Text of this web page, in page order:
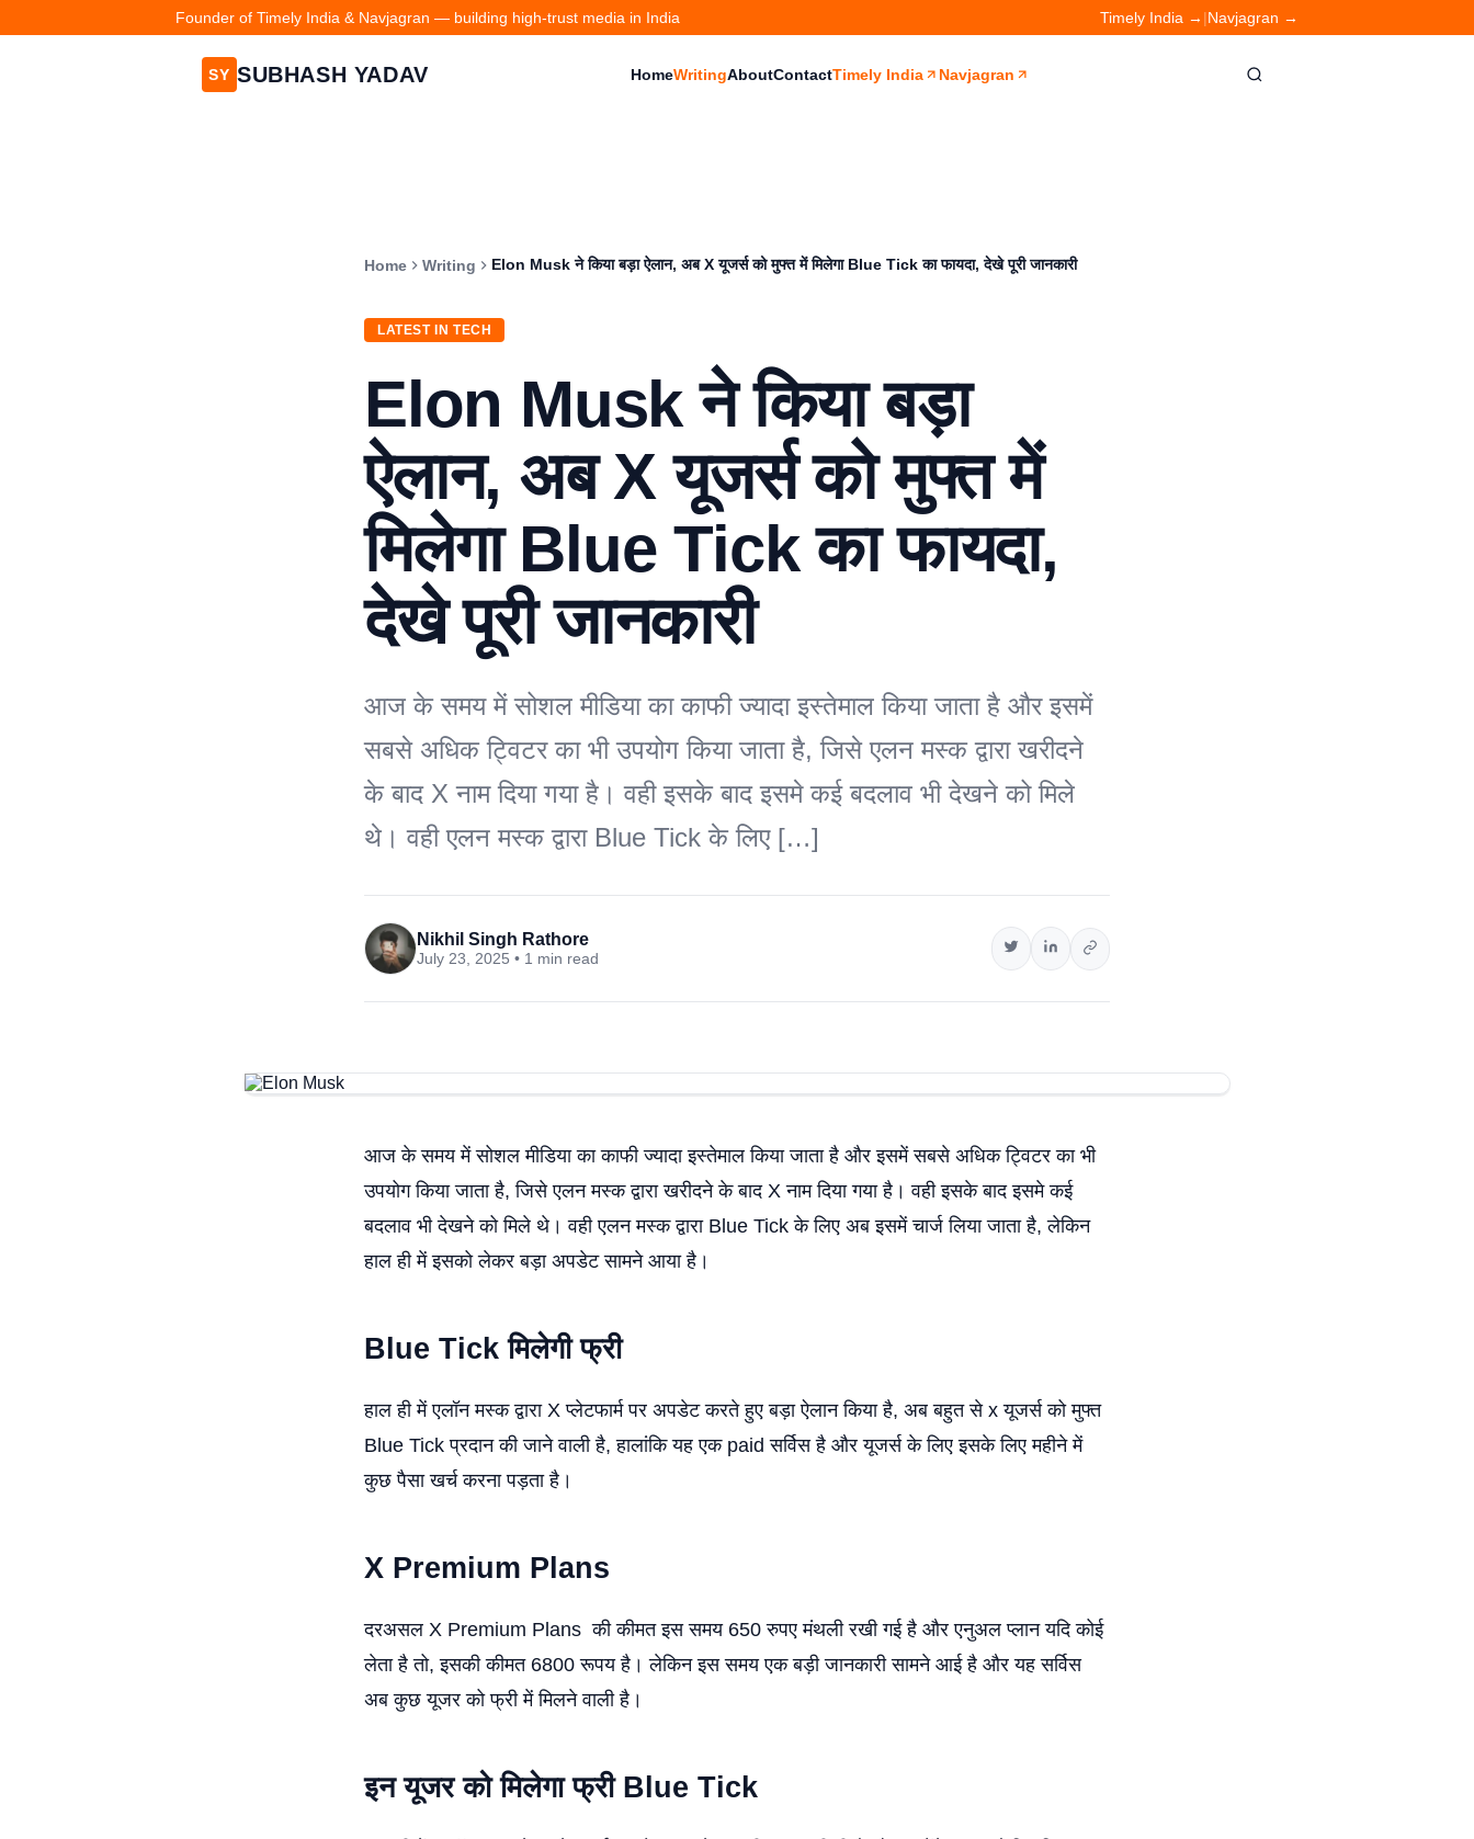
Founder of Timely India & Navjagran — building high-trust media in India Timely India → |Navjagran →
SY SUBHASH YADAV HomeWritingAboutContactTimely India Navjagran
Home Writing Elon Musk ने किया बड़ा ऐलान, अब X यूजर्स को मुफ्त में मिलेगा Blue Tick का फायदा, देखे पूरी जानकारी
LATEST IN TECH
Elon Musk ने किया बड़ा
ऐलान, अब X यूजर्स को मुफ्त में
मिलेगा Blue Tick का फायदा,
देखे पूरी जानकारी
आज के समय में सोशल मीडिया का काफी ज्यादा इस्तेमाल किया जाता है और इसमें
सबसे अधिक ट्विटर का भी उपयोग किया जाता है, जिसे एलन मस्क द्वारा खरीदने
के बाद X नाम दिया गया है। वही इसके बाद इसमे कई बदलाव भी देखने को मिले
थे। वही एलन मस्क द्वारा Blue Tick के लिए […]
Nikhil Singh Rathore
July 23, 2025 • 1 min read
आज के समय में सोशल मीडिया का काफी ज्यादा इस्तेमाल किया जाता है और इसमें सबसे अधिक ट्विटर का भी
उपयोग किया जाता है, जिसे एलन मस्क द्वारा खरीदने के बाद X नाम दिया गया है। वही इसके बाद इसमे कई
बदलाव भी देखने को मिले थे। वही एलन मस्क द्वारा Blue Tick के लिए अब इसमें चार्ज लिया जाता है, लेकिन
हाल ही में इसको लेकर बड़ा अपडेट सामने आया है।
Blue Tick मिलेगी फ्री
हाल ही में एलॉन मस्क द्वारा X प्लेटफार्म पर अपडेट करते हुए बड़ा ऐलान किया है, अब बहुत से x यूजर्स को मुफ्त
Blue Tick प्रदान की जाने वाली है, हालांकि यह एक paid सर्विस है और यूजर्स के लिए इसके लिए महीने में
कुछ पैसा खर्च करना पड़ता है।
X Premium Plans
दरअसल X Premium Plans की कीमत इस समय 650 रुपए मंथली रखी गई है और एनुअल प्लान यदि कोई
लेता है तो, इसकी कीमत 6800 रूपय है। लेकिन इस समय एक बड़ी जानकारी सामने आई है और यह सर्विस
अब कुछ यूजर को फ्री में मिलने वाली है।
इन यूजर को मिलेगा फ्री Blue Tick